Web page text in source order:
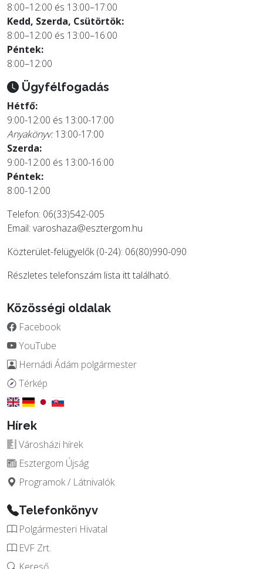
8:00–12:00 és 13:00–17:00
Kedd, Szerda, Csütörtök:
8:00–12:00 és 13:00–16:00
Péntek:
8:00–12:00
Ügyfélfogadás
Hétfő:
9:00-12:00 és 13:00-17:00
Anyakönyv:13:00-17:00
Szerda:
9:00-12:00 és 13:00-16:00
Péntek:
8:00-12:00
Telefon: 06(33)542-005
Email: varoshaza@esztergom.hu
Közterület-felügyelők (0-24): 06(80)990-090
Részletes telefonszám lista itttalálható.
Közösségi oldalak
Facebook
YouTube
Hernádi Ádám polgármester
Térkép
Hírek
Városházi hírek
Esztergom Újság
Programok / Látnivalók
Telefonkönyv
Polgármesteri Hivatal
EVF Zrt.